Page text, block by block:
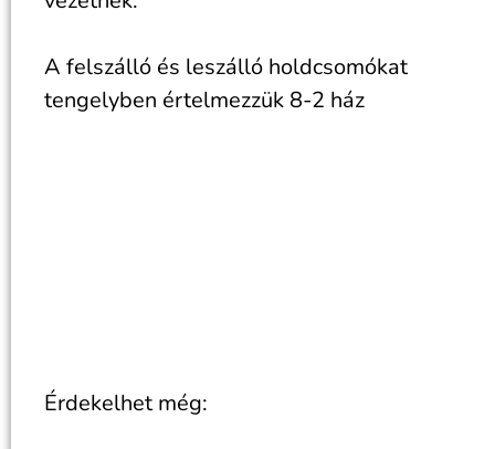
A felszálló és leszálló holdcsomókat
tengelyben értelmezzük 8-2 ház
Érdekelhet még: